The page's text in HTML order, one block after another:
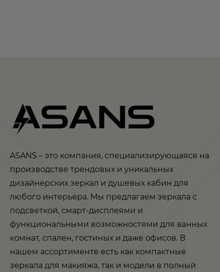
ASANS – это компания, специализирующаяся на
производстве трендовых и уникальных
дизайнерских зеркал и душевых кабин для
любого интерьера. Мы предлагаем зеркала с
подсветкой, смарт-дисплеями и
функциональными возможностями для ванных
комнат, спален, гостиных и даже офисов. В
нашем ассортименте есть как компактные
зеркала для макияжа, так и модели в полный